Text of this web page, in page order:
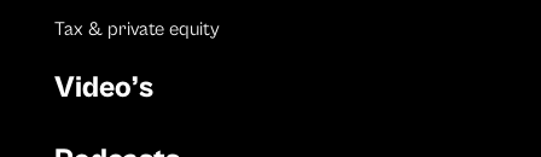
Tax & private equity
Video’s